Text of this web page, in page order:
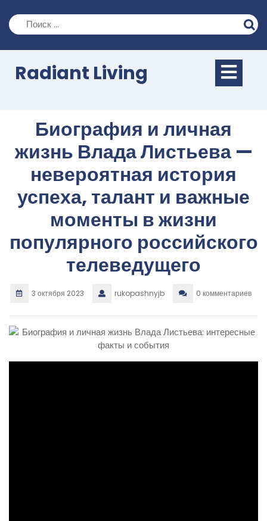
содержимому
Radiant Living
Биография и личная
жизнь Влада Листьева —
невероятная история
успеха, талант и важные
моменты в жизни
популярного российского
телеведущего
3 октября 2023 rukopashnyjb 0 комментариев